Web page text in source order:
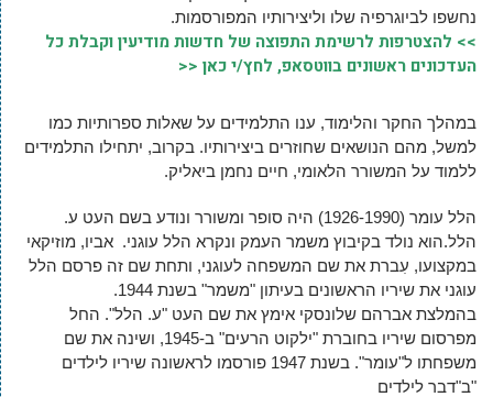
נחשפו לביוגרפיה שלו וליצירותיו המפורסמות.
>> להצטרפות לרשימת התפוצה של חדשות מודיעין וקבלת כל
העדכונים ראשונים בווטסאפ, לחץ/י כאן <<
במהלך החקר והלימוד, ענו התלמידים על שאלות ספרותיות כמו
למשל, מהם הנושאים שחוזרים ביצירותיו. בקרוב, יתחילו התלמידים
ללמוד על המשורר הלאומי, חיים נחמן ביאליק.
הלל עומר (1926-1990) היה סופר ומשורר ונודע בשם העט ע.
הלל.
במקצועו, עִברת את שם המשפחה לעוגני, ותחת שם זה פרסם הלל
עוגני את שיריו הראשונים בעיתון "משמר" בשנת 1944.
בהמלצת אברהם שלונסקי אימץ את שם העט "ע. הלל". החל
מפרסום שיריו בחוברת "ילקוט הרעים" ב-1945, ושינה את שם
משפחתו ל"עומר". בשנת 1947 פורסמו לראשונה שיריו לילדים
ב"דבר לילדים"